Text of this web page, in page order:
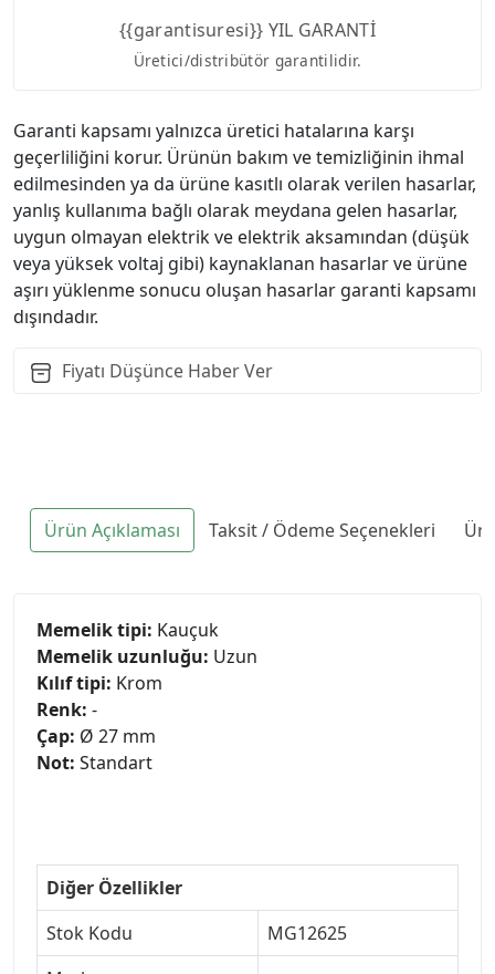
{{garantisuresi}} YIL GARANTİ
Üretici/distribütör garantilidir.
Garanti kapsamı yalnızca üretici hatalarına karşı
geçerliliğini korur. Ürünün bakım ve temizliğinin ihmal
edilmesinden ya da ürüne kasıtlı olarak verilen hasarlar,
yanlış kullanıma bağlı olarak meydana gelen hasarlar,
uygun olmayan elektrik ve elektrik aksamından (düşük
veya yüksek voltaj gibi) kaynaklanan hasarlar ve ürüne
aşırı yüklenme sonucu oluşan hasarlar garanti kapsamı
dışındadır.
Fiyatı Düşünce Haber Ver
Ürün Açıklaması Taksit / Ödeme Seçenekleri
Memelik tipi: Kauçuk
Memelik uzunluğu: Uzun
Kılıf tipi: Krom
Renk: -
Çap: Ø 27 mm
Not: Standart
Diğer Özellikler
Stok Kodu
MG12625